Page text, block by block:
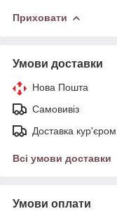
Приховати
Умови доставки
Нова Пошта
Самовивіз
Доставка кур'єром
Всі умови доставки
Умови оплати